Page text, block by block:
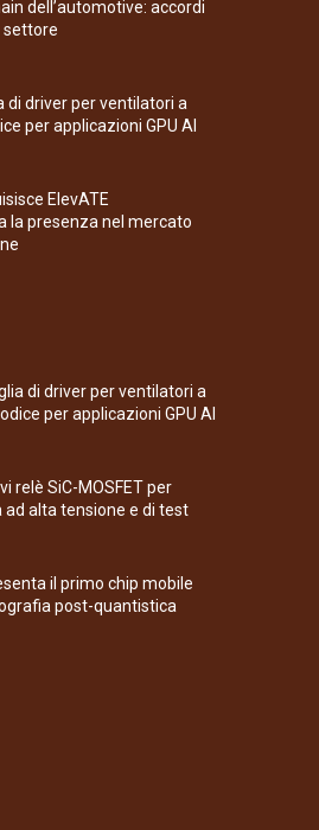
dell’automotive: accordi
settore
di driver per ventilatori a
per applicazioni GPU AI
ElevATE
la presenza nel mercato
di driver per ventilatori a
per applicazioni GPU AI
relè SiC-MOSFET per
alta tensione e di test
il primo chip mobile
post-quantistica